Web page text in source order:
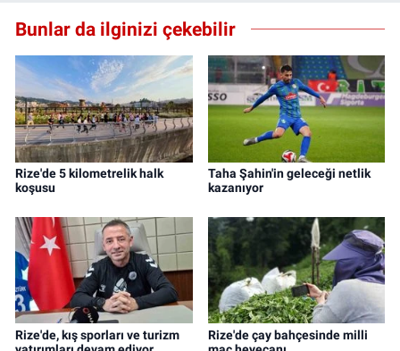
Bunlar da ilginizi çekebilir
Rize'de 5 kilometrelik halk
koşusu
Taha Şahin'in geleceği netlik
kazanıyor
Rize'de, kış sporları ve turizm
Rize'de çay bahçesinde milli